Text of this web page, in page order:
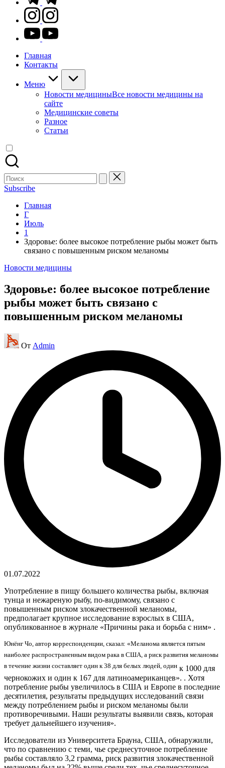
instagram.com
youtube.com
Главная
Контакты
Меню
Новости медициныВсе новости медицины на
сайте
Медицинские советы
Разное
Статьи
Поиск
для:
Subscribe
Главная
Г
Июль
1
Здоровье: более высокое потребление рыбы может быть
связано с повышенным риском меланомы
Опубликовано
Новости медицины
Здоровье: более высокое потребление
рыбы может быть связано с
повышенным риском меланомы
Запись
от
От Admin
01.07.2022
Употребление в пищу большего количества рыбы, включая
тунца и нежареную рыбу, по-видимому, связано с
повышенным риском злокачественной меланомы,
предполагает крупное исследование взрослых в США,
опубликованное в журнале «Причины рака и борьба с ним» .
Юнёнг Чо, автор корреспонденции, сказал: «Меланома является пятым
наиболее распространенным видом рака в США, а риск развития меланомы
в течение жизни составляет один к 38 для белых людей, один к 1000 для
чернокожих и один к 167 для латиноамериканцев». . Хотя
потребление рыбы увеличилось в США и Европе в последние
десятилетия, результаты предыдущих исследований связи
между потреблением рыбы и риском меланомы были
противоречивыми. Наши результаты выявили связь, которая
требует дальнейшего изучения».
Исследователи из Университета Брауна, США, обнаружили,
что по сравнению с теми, чье среднесуточное потребление
рыбы составляло 3,2 грамма, риск развития злокачественной